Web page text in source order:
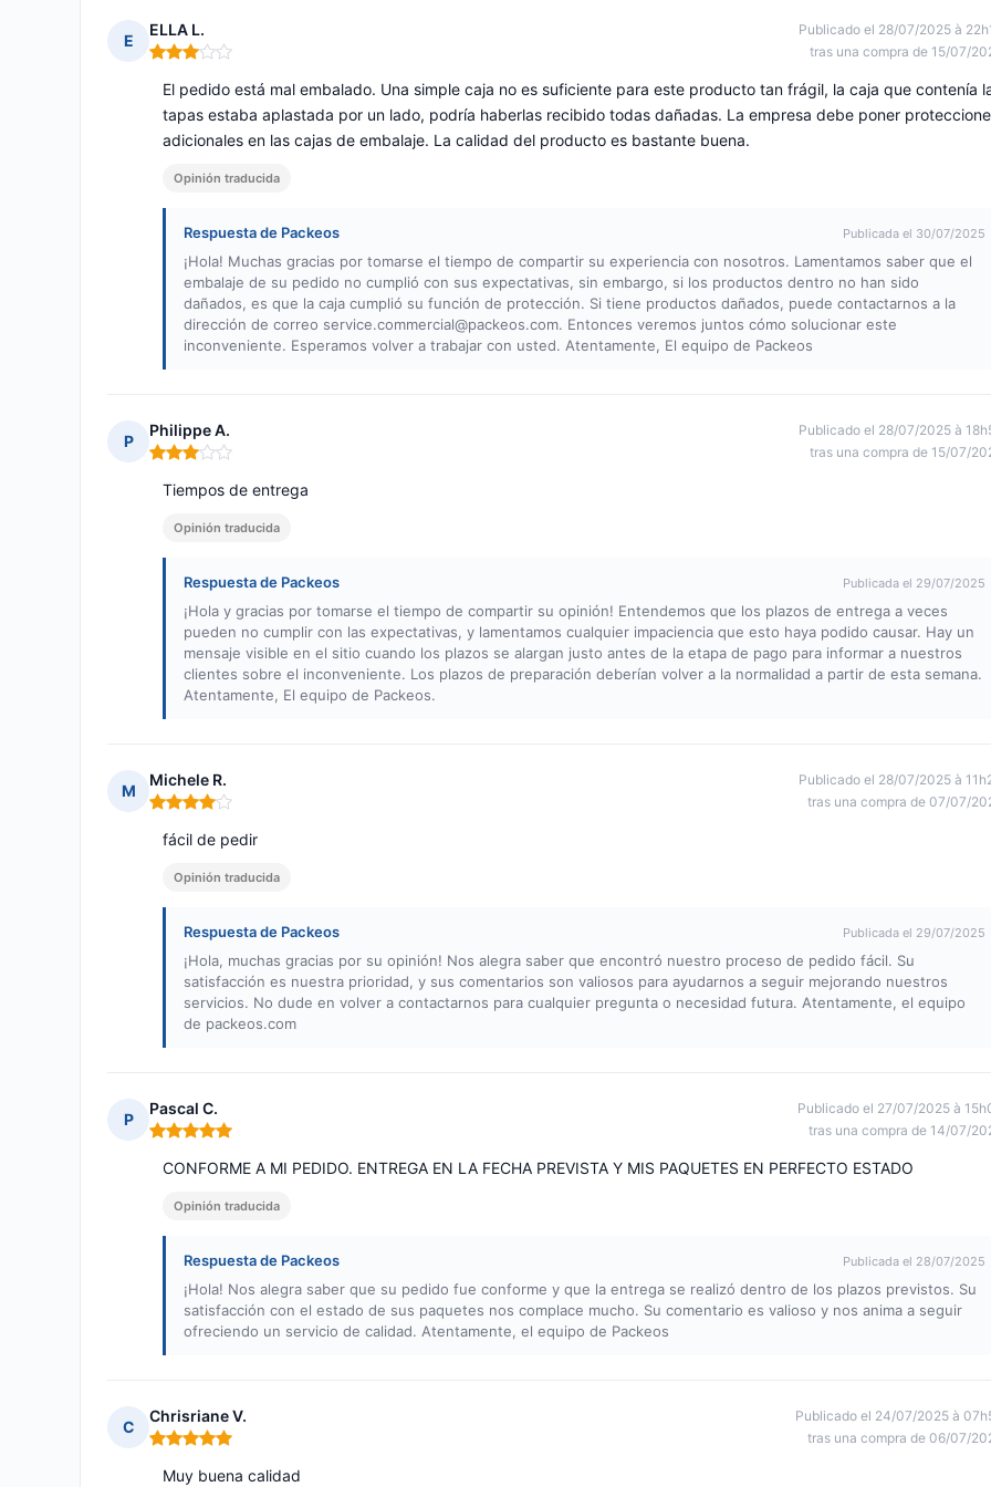
E
ELLA L.
Nota: 3 de 5
Publicado el 28/07/2025 à
tras una compra de 15/07/
El pedido está mal embalado. Una simple caja no es suficiente para este producto tan frágil, la caja que contenía
tapas estaba aplastada por un lado, podría haberlas recibido todas dañadas. La empresa debe poner
adicionales en las cajas de embalaje. La calidad del producto es bastante buena.
Opinión traducida
Respuesta de Packeos Publicada el 30/07/2025
¡Hola! Muchas gracias por tomarse el tiempo de compartir su experiencia con nosotros. Lamentamos saber que el
embalaje de su pedido no cumplió con sus expectativas, sin embargo, si los productos dentro no han sido
dañados, es que la caja cumplió su función de protección. Si tiene productos dañados, puede contactarnos a la
dirección de correo service.commercial@packeos.com. Entonces veremos juntos cómo solucionar este
inconveniente. Esperamos volver a trabajar con usted. Atentamente, El equipo de Packeos
P
Philippe A.
Nota: 3 de 5
Publicado el 28/07/2025 à
tras una compra de 15/07/
Tiempos de entrega
Opinión traducida
Respuesta de Packeos Publicada el 29/07/2025
¡Hola y gracias por tomarse el tiempo de compartir su opinión! Entendemos que los plazos de entrega a veces
pueden no cumplir con las expectativas, y lamentamos cualquier impaciencia que esto haya podido causar. Hay un
mensaje visible en el sitio cuando los plazos se alargan justo antes de la etapa de pago para informar a nuestros
clientes sobre el inconveniente. Los plazos de preparación deberían volver a la normalidad a partir de esta semana.
Atentamente, El equipo de Packeos.
M
Michele R.
Nota: 4 de 5
Publicado el 28/07/2025 à
tras una compra de 07/07/
fácil de pedir
Opinión traducida
Respuesta de Packeos Publicada el 29/07/2025
¡Hola, muchas gracias por su opinión! Nos alegra saber que encontró nuestro proceso de pedido fácil. Su
satisfacción es nuestra prioridad, y sus comentarios son valiosos para ayudarnos a seguir mejorando nuestros
servicios. No dude en volver a contactarnos para cualquier pregunta o necesidad futura. Atentamente, el equipo
de packeos.com
P
Pascal C.
Nota: 5 de 5
Publicado el 27/07/2025 à
tras una compra de 14/07/
CONFORME A MI PEDIDO. ENTREGA EN LA FECHA PREVISTA Y MIS PAQUETES EN PERFECTO ESTADO
Opinión traducida
Respuesta de Packeos Publicada el 28/07/2025
¡Hola! Nos alegra saber que su pedido fue conforme y que la entrega se realizó dentro de los plazos previstos. Su
satisfacción con el estado de sus paquetes nos complace mucho. Su comentario es valioso y nos anima a seguir
ofreciendo un servicio de calidad. Atentamente, el equipo de Packeos
C
Chrisriane V.
Nota: 5 de 5
Publicado el 24/07/2025 à
tras una compra de 06/07/
Muy buena calidad